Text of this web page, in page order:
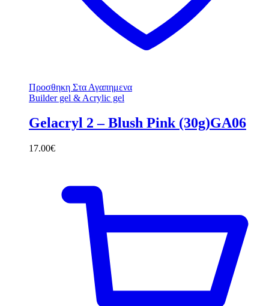
Προσθηκη Στα Αγαπημενα
Builder gel & Acrylic gel
Gelacryl 2 – Blush Pink (30g)GA06
17.00€